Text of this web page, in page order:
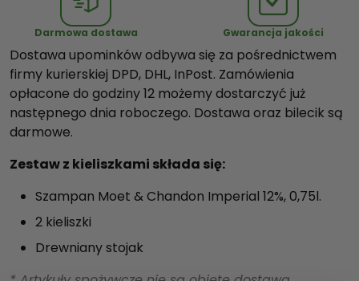
i
e
l
i
s
z
m
Darmowa dostawa Gwarancja jakości
Dostawa upominków odbywa się za pośrednictwem
firmy kurierskiej DPD, DHL, InPost. Zamówienia
opłacone do godziny 12 możemy dostarczyć już
następnego dnia roboczego. Dostawa oraz bilecik są
darmowe.
Zestaw z kieliszkami składa się:
Szampan Moet & Chandon Imperial 12%, 0,75l.
2 kieliszki
Drewniany stojak